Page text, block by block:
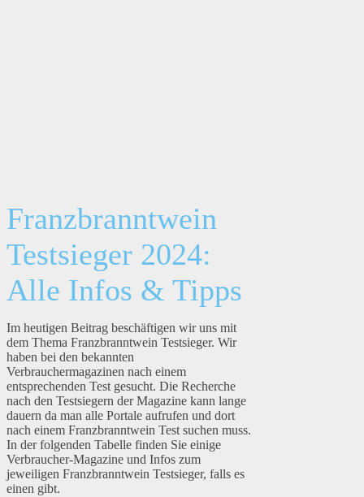
Franzbranntwein
Testsieger 2024:
Alle Infos & Tipps
Im heutigen Beitrag beschäftigen wir uns mit
dem Thema Franzbranntwein Testsieger. Wir
haben bei den bekannten
Verbrauchermagazinen nach einem
entsprechenden Test gesucht. Die Recherche
nach den Testsiegern der Magazine kann lange
dauern da man alle Portale aufrufen und dort
nach einem Franzbranntwein Test suchen muss.
In der folgenden Tabelle finden Sie einige
Verbraucher-Magazine und Infos zum
jeweiligen Franzbranntwein Testsieger, falls es
einen gibt.